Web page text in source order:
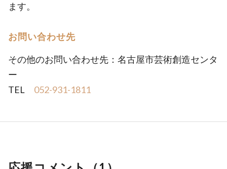
ます。
お問い合わせ先
その他のお問い合わせ先：名古屋市芸術創造センタ
ー
TEL 052-931-1811